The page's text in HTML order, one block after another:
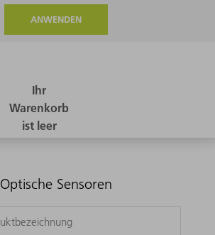
ANWENDEN
Optische Sensoren